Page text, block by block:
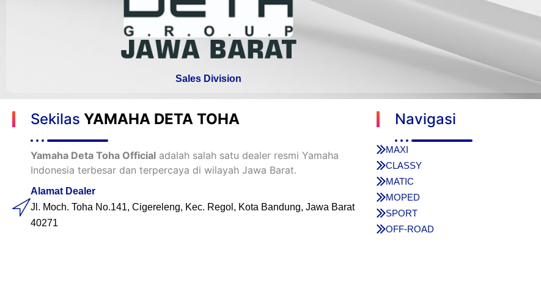
Sales Division
Sekilas YAMAHA DETA TOHA
Yamaha Deta Toha Official adalah salah satu dealer resmi Yamaha
Indonesia terbesar dan terpercaya di wilayah Jawa Barat.
Alamat Dealer
Jl. Moch. Toha No.141, Cigereleng, Kec. Regol, Kota Bandung, Jawa Barat
40271
Navigasi
MAXI
CLASSY
MATIC
MOPED
SPORT
OFF-ROAD